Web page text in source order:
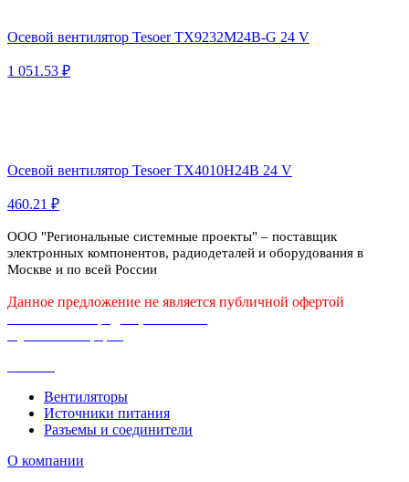
Осевой вентилятор Tesoer TX9232M24B-G 24 V
1 051.53 ₽
Осевой вентилятор Tesoer TX4010H24B 24 V
460.21 ₽
ООО "Региональные системные проекты" – поставщик
электронных компонентов, радиодеталей и оборудования в
Москве и по всей России
Данное предложение не является публичной офертой
Вентиляторы
Источники питания
Разъемы и соединители
О компании